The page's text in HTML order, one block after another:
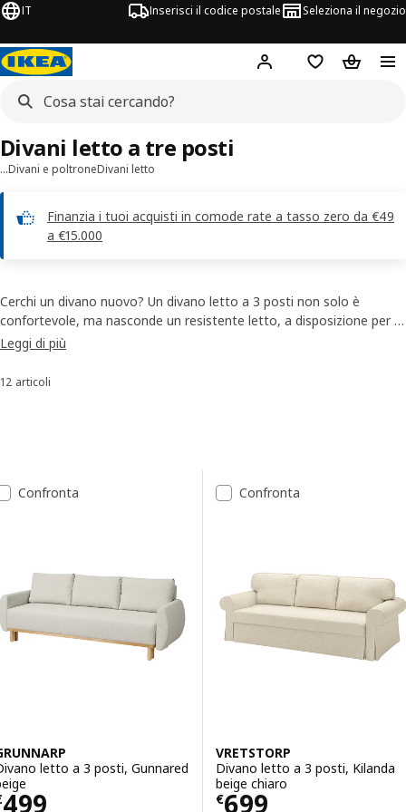
IT Inserisci il codice postale Seleziona il negozio
Hej! AccediLista deiCarrello
…Divani e poltroneDivani letto
Finanzia i tuoi acquisti in comode rate a tasso zero da €49
a €15.000
Divani letto a tre posti
Cerchi un divano nuovo? Un divano letto a 3 posti non solo è
confortevole, ma nasconde un resistente letto, a disposizione per le
visite inattese. Nella nostra selezione di divani letto a 3 posti
stile del tuo arredamento e ai tuoi gusti.
Leggi di più
Ordina e filtra
12 articoli
Elenco dei risultati
Confronta
letto a 3 posti, Gunnared
499 € 499
Confronta
VRETSTORP
Divano letto a 3 posti, Kilanda
beige chiaro
€699
Prezzo € 699